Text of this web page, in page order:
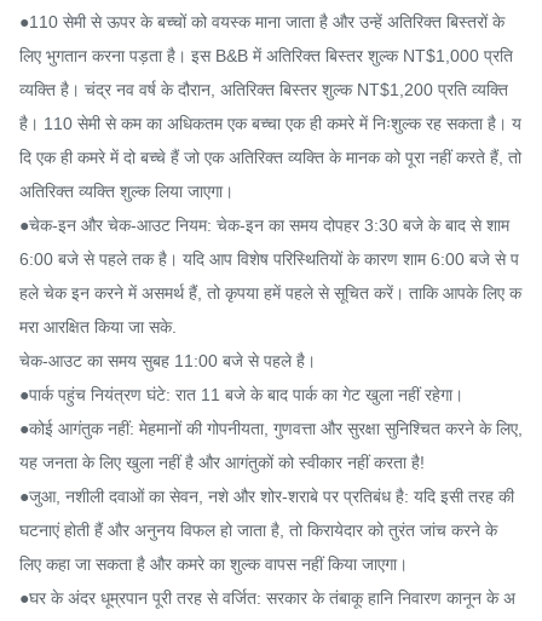
●​​110 सेमी से ऊपर के बच्चों को वयस्क माना जाता है और उन्हें अतिरिक्त बिस्तरों के
लिए भुगतान करना पड़ता है। इस B&B में अतिरिक्त बिस्तर शुल्क NT$1,000 प्रति
व्यक्ति है। चंद्र नव वर्ष के दौरान, अतिरिक्त बिस्तर शुल्क NT$1,200 प्रति व्यक्ति
है। 110 सेमी से कम का अधिकतम एक बच्चा एक ही कमरे में निःशुल्क रह सकता है। य
दि एक ही कमरे में दो बच्चे हैं जो एक अतिरिक्त व्यक्ति के मानक को पूरा नहीं करते हैं, तो
अतिरिक्त व्यक्ति शुल्क लिया जाएगा।
●चेक-इन और चेक-आउट नियम: चेक-इन का समय दोपहर 3:30 बजे के बाद से शाम
6:00 बजे से पहले तक है। यदि आप विशेष परिस्थितियों के कारण शाम 6:00 बजे से प
हले चेक इन करने में असमर्थ हैं, तो कृपया हमें पहले से सूचित करें। ताकि आपके लिए क
मरा आरक्षित किया जा सके.
चेक-आउट का समय सुबह 11:00 बजे से पहले है।
●पार्क पहुंच नियंत्रण घंटे: रात 11 बजे के बाद पार्क का गेट खुला नहीं रहेगा।
●कोई आगंतुक नहीं: मेहमानों की गोपनीयता, गुणवत्ता और सुरक्षा सुनिश्चित करने के लिए,
यह जनता के लिए खुला नहीं है और आगंतुकों को स्वीकार नहीं करता है!
●जुआ, नशीली दवाओं का सेवन, नशे और शोर-शराबे पर प्रतिबंध है: यदि इसी तरह की
घटनाएं होती हैं और अनुनय विफल हो जाता है, तो किरायेदार को तुरंत जांच करने के
लिए कहा जा सकता है और कमरे का शुल्क वापस नहीं किया जाएगा।
●घर के अंदर धूम्रपान पूरी तरह से वर्जित: सरकार के तंबाकू हानि निवारण कानून के अ